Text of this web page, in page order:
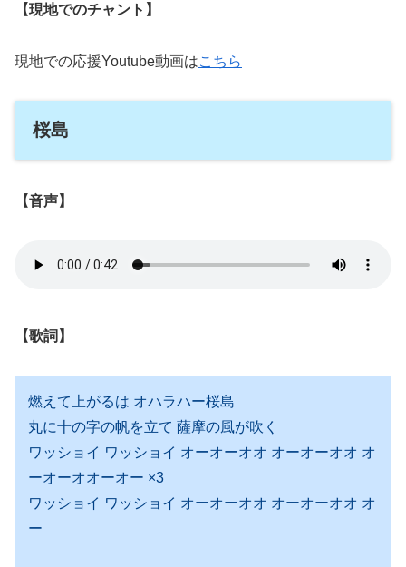
【現地でのチャント】
現地での応援Youtube動画はこちら
桜島
【音声】
【歌詞】
燃えて上がるは オハラハー桜島
丸に十の字の帆を立て 薩摩の風が吹く
ワッショイ ワッショイ オーオーオオ オーオーオオ オ
ーオーオオーオー ×3
ワッショイ ワッショイ オーオーオオ オーオーオオ オ
ー